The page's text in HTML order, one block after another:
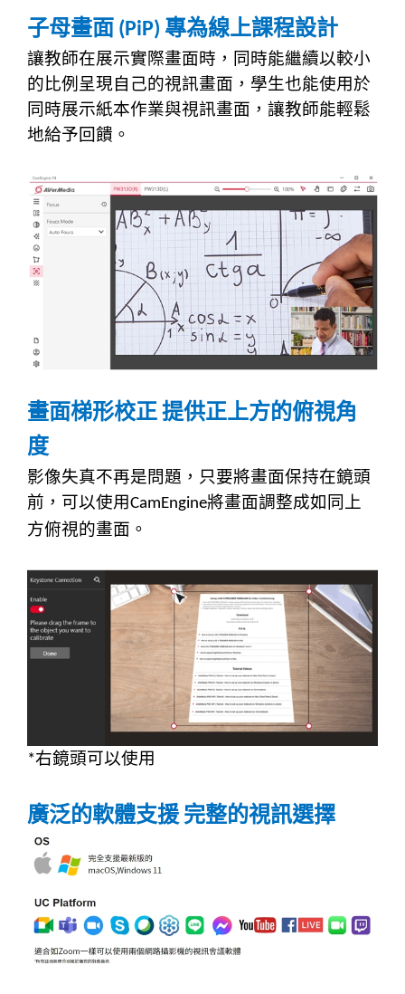
子母畫面 (PiP) 專為線上課程設計
讓教師在展示實際畫面時，同時能繼續以較小
的比例呈現自己的視訊畫面，學生也能使用於
同時展示紙本作業與視訊畫面，讓教師能輕鬆
地給予回饋。
畫面梯形校正提供正上方的俯視角
度
影像失真不再是問題，只要將畫面保持在鏡頭
前，可以使用CamEngine將畫面調整成如同上
方俯視的畫面。
*右鏡頭可以使用
廣泛的軟體支援 完整的視訊選擇